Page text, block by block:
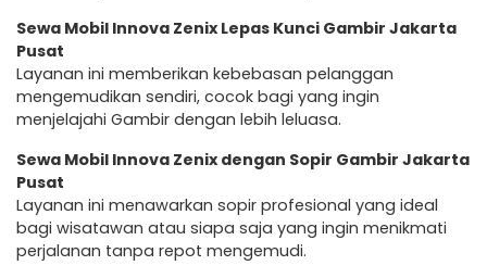
Sewa Mobil Innova Zenix Lepas Kunci Gambir Jakarta
Pusat
Layanan ini memberikan kebebasan pelanggan
mengemudikan sendiri, cocok bagi yang ingin
menjelajahi Gambir dengan lebih leluasa.
Sewa Mobil Innova Zenix dengan Sopir Gambir Jakarta
Pusat
Layanan ini menawarkan sopir profesional yang ideal
bagi wisatawan atau siapa saja yang ingin menikmati
perjalanan tanpa repot mengemudi.